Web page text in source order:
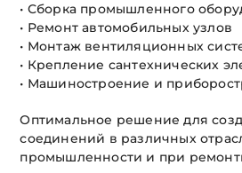
• Сборка промышленного
• Ремонт автомобильных узлов
• Монтаж вентиляционных
• Крепление сантехнических
• Машиностроение и
Оптимальное решение для
соединений в различных
промышленности и при